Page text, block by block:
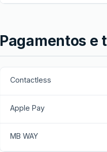
Pagamentos e
Contactless
Apple Pay
MB WAY